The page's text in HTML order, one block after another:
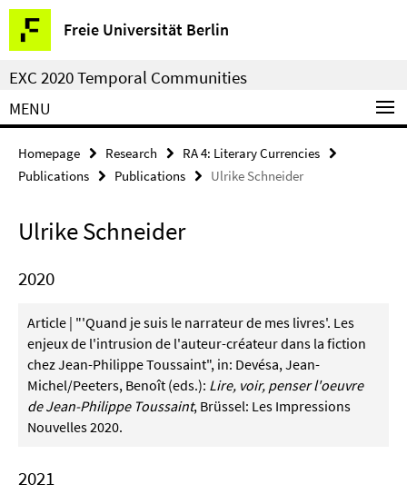
Springe
direkt
zu
Inhalt
Freie Universität Berlin
Service
Navigation
EXC 2020 Temporal Communities
MENU
Homepage Research
RA 4: Literary Currencies
Publications
Publications Ulrike Schneider
Ulrike Schneider
2020
Article | "'Quand je suis le narrateur de mes livres'. Les
enjeux de l'intrusion de l'auteur-créateur dans la fiction
chez Jean-Philippe Toussaint", in: Devésa, Jean-
Michel/Peeters, Benoît (eds.): Lire, voir, penser l'oeuvre
de Jean-Philippe Toussaint, Brüssel: Les Impressions
Nouvelles 2020.
2021